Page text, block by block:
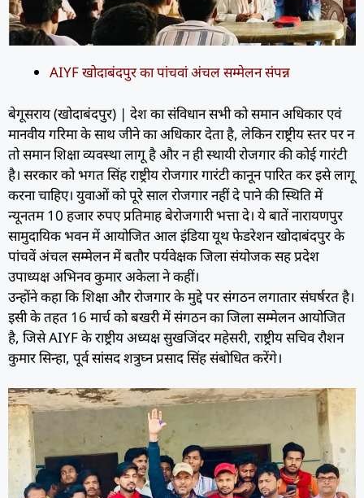
AIYF खोदाबंदपुर का पांचवां अंचल सम्मेलन संपन्न
बेगूसराय (खोदाबंदपुर) | देश का संविधान सभी को समान अधिकार एवं
मानवीय गरिमा के साथ जीने का अधिकार देता है, लेकिन राष्ट्रीय स्तर पर न
तो समान शिक्षा व्यवस्था लागू है और न ही स्थायी रोजगार की कोई गारंटी
है। सरकार को भगत सिंह राष्ट्रीय रोजगार गारंटी कानून पारित कर इसे लागू
करना चाहिए। युवाओं को पूरे साल रोजगार नहीं दे पाने की स्थिति में
न्यूनतम 10 हजार रुपए प्रतिमाह बेरोजगारी भत्ता दे। ये बातें नारायणपुर
सामुदायिक भवन में आयोजित आल इंडिया यूथ फेडरेशन खोदाबंदपुर के
पांचवें अंचल सम्मेलन में बतौर पर्यवेक्षक जिला संयोजक सह प्रदेश
उपाध्यक्ष अभिनव कुमार अकेला ने कहीं।
उन्होंने कहा कि शिक्षा और रोजगार के मुद्दे पर संगठन लगातार संघर्षरत है।
इसी के तहत 16 मार्च को बखरी में संगठन का जिला सम्मेलन आयोजित
है, जिसे AIYF के राष्ट्रीय अध्यक्ष सुखजिंदर महेसरी, राष्ट्रीय सचिव रौशन
कुमार सिन्हा, पूर्व सांसद शत्रुघ्न प्रसाद सिंह संबोधित करेंगे।